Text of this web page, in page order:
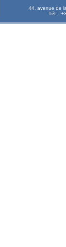
44, avenue de
Tél. :